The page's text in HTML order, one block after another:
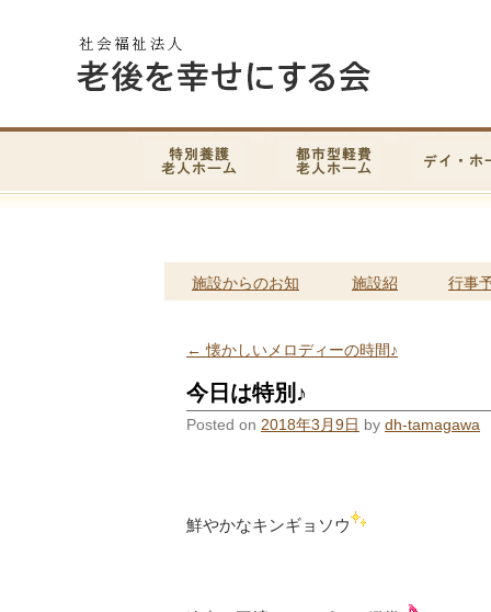
施設からのお知 施設紹 行事
← 懐かしいメロディーの時間♪
今日は特別♪
Posted on 2018年3月9日 by dh-tamagawa
鮮やかなキンギョソウ